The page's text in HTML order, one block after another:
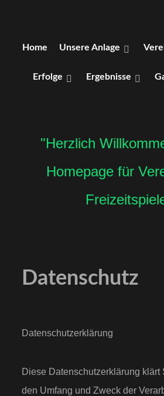
Home Unsere Anlage
Erfolge Ergebnisse
"Herzlich
Homepage für
Datenschutz
Datenschutzerklärung
Diese Datenschutzerklärung klärt
den Umfang und Zweck der